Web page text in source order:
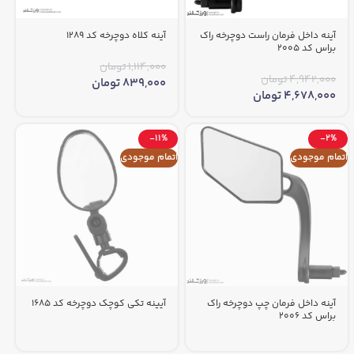
آینه داخل فرمان راست دوچرخه راک
براس کد 2005
4,942,000تومان
4,678,000تومان
آینه کلاه دوچرخه کد 1289
1,114,000تومان
839,000تومان
-2%
اتمام موجودی
آینه داخل فرمان چپ دوچرخه راک
براس کد 2006
-11%
اتمام موجودی
آیینه تکی کوچک دوچرخه کد 1685